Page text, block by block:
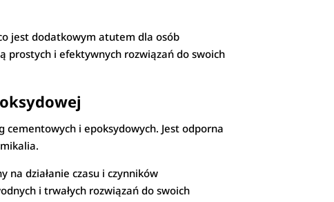
jest dodatkowym atutem dla osób
prostych i efektywnych rozwiązań do swoich
cementowych i epoksydowych. Jest odporna
na działanie czasu i czynników
i trwałych rozwiązań do swoich